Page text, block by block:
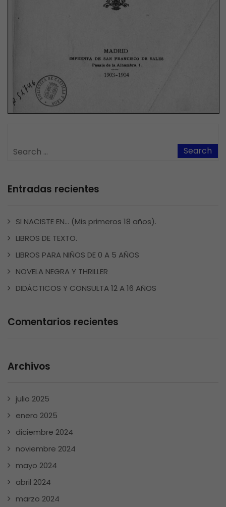
Entradas recientes
SI NACISTE EN… (Mis primeros 18 años).
LIBROS DE TEXTO.
LIBROS PARA NIÑOS DE 0 A 5 AÑOS
NOVELA NEGRA Y THRILLER
DIDÁCTICOS Y CONSULTA 12 A 16 AÑOS
Comentarios recientes
Archivos
julio 2025
enero 2025
diciembre 2024
noviembre 2024
mayo 2024
abril 2024
marzo 2024